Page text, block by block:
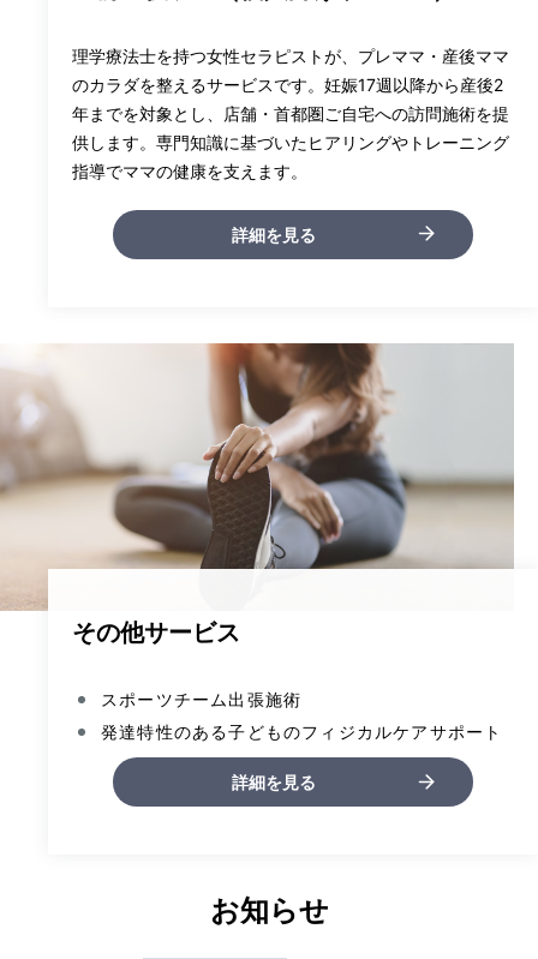
理学療法士を持つ女性セラピストが、プレママ・産後ママ
のカラダを整えるサービスです。妊娠17週以降から産後2
年までを対象とし、店舗・首都圏ご自宅への訪問施術を提
供します。専門知識に基づいたヒアリングやトレーニング
指導でママの健康を支えます。
詳細を見る
その他サービス
スポーツチーム出張施術
発達特性のある子どものフィジカルケアサポート
詳細を見る
お知らせ